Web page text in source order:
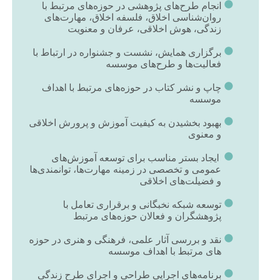
انجام طرح‌های پژوهشی در حوزه‌های مرتبط با
روان‌شناسی اخلاق، فلسفه اخلاق، مهارت‌های
زندگی، هوش اخلاقی، عرفان و معنویت
برگزاری همایش، نشست و جشنواره در ارتباط با
فعالیت‌ها و طرح‌های موسسه
چاپ و نشر کتاب در حوزه‌های مرتبط با اهداف
موسسه
بهبود بخشیدن به کیفیت آموزش و پرورش اخلاقی
و معنوی
ایجاد بستر مناسب برای توسعه آموزش‌های
عمومی و تخصصی در زمینه مهارت‌ها، توانمندی‌ها
و فضیلت‌های اخلاقی
توسعه شبکه نخبگانی و برقراری تعامل با
پژوهشگران و فعالان حوزه‌های مرتبط
نقد و بررسی آثار علمی، فرهنگی و هنری در حوزه
‌های مرتبط با اهداف موسسه
برنامه‌های اجرایی طراحی و اجرای طرح زندگی